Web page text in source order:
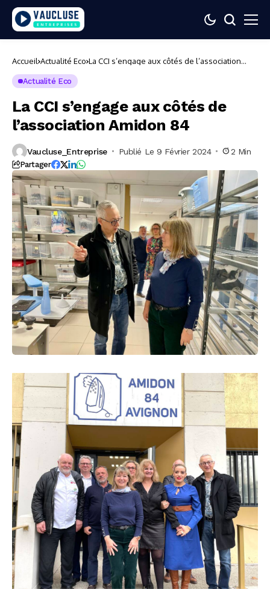
Accueil Actualité Eco La CCI s’engage aux côtés de l’association
Actualité Eco
La CCI s’engage aux côtés de
l’association Amidon 84
Vaucluse_Entreprise Publié Le 9 Février 2024 2 Min
Partager